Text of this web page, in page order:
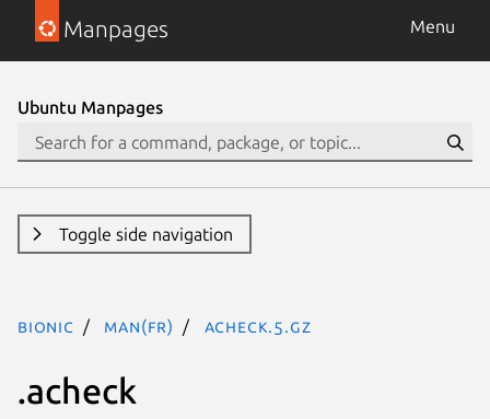
Manpages Menu
Ubuntu Manpages
Toggle side navigation
bionic man(fr) acheck.5.gz
.acheck